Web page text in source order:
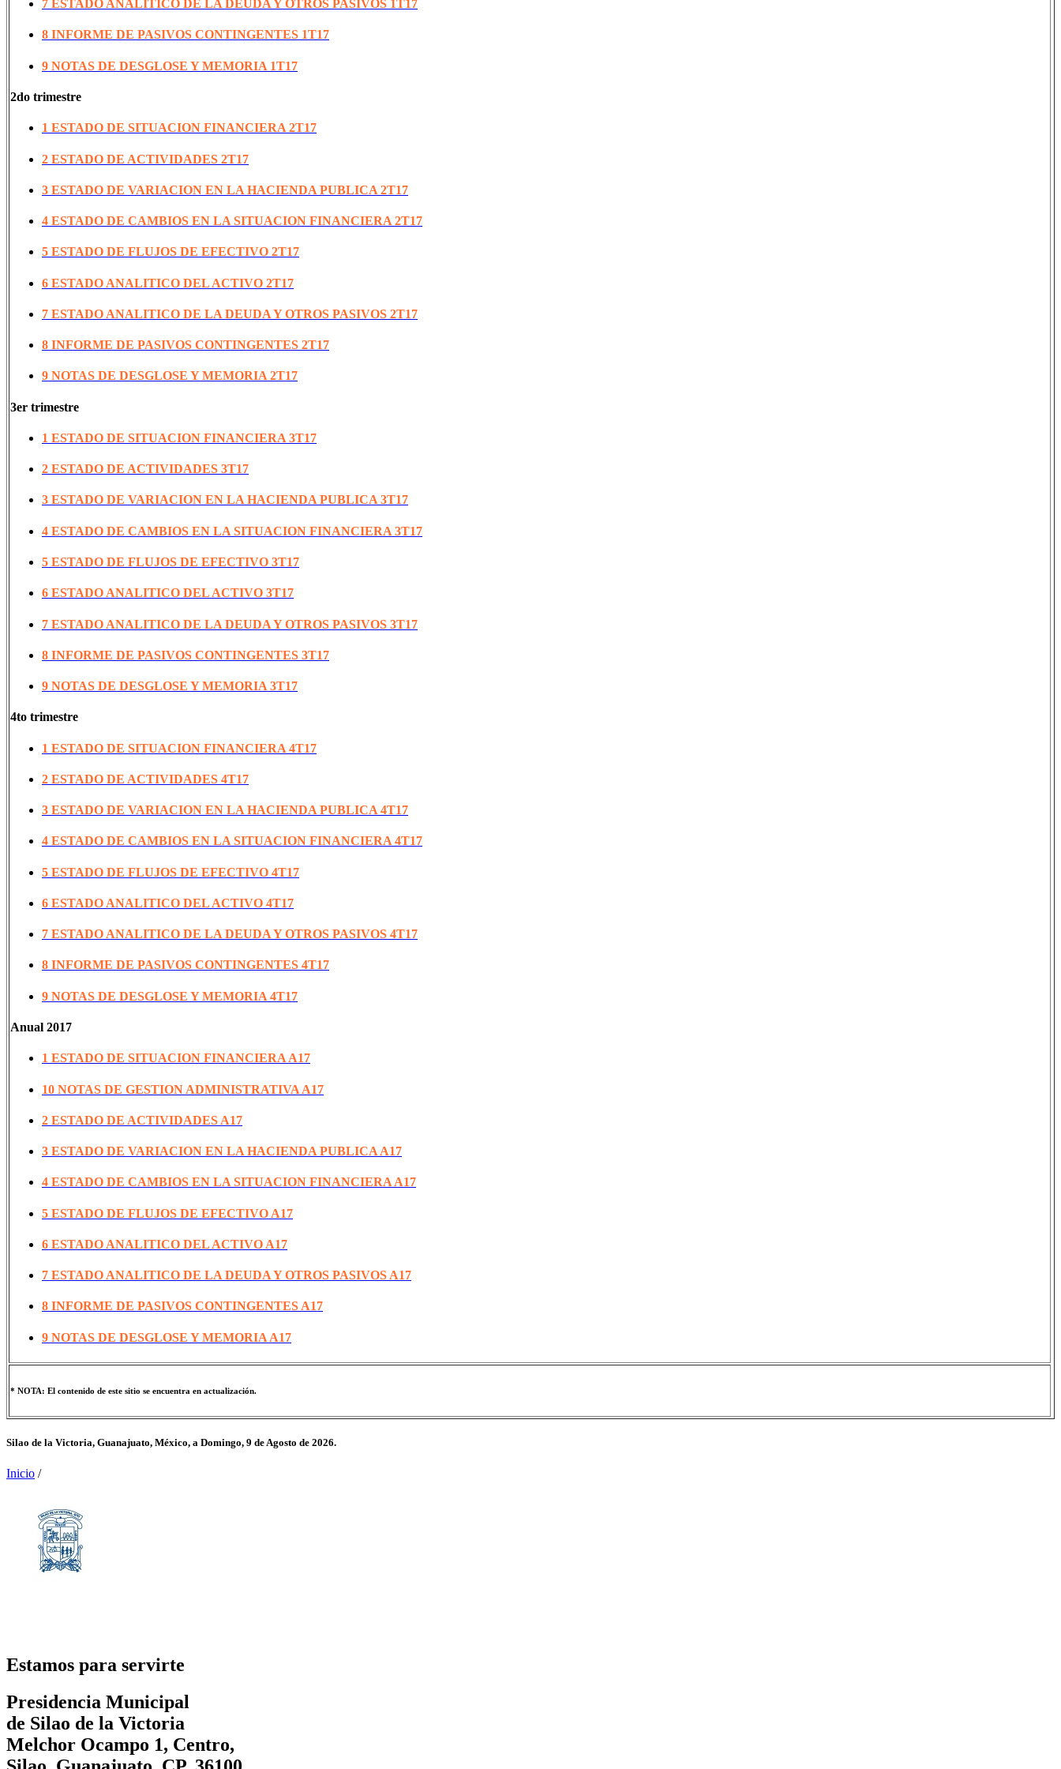
7 ESTADO ANALITICO DE LA DEUDA Y OTROS PASIVOS 1T17
8 INFORME DE PASIVOS CONTINGENTES 1T17
9 NOTAS DE DESGLOSE Y MEMORIA 1T17
2do trimestre
1 ESTADO DE SITUACION FINANCIERA 2T17
2 ESTADO DE ACTIVIDADES 2T17
3 ESTADO DE VARIACION EN LA HACIENDA PUBLICA 2T17
4 ESTADO DE CAMBIOS EN LA SITUACION FINANCIERA 2T17
5 ESTADO DE FLUJOS DE EFECTIVO 2T17
6 ESTADO ANALITICO DEL ACTIVO 2T17
7 ESTADO ANALITICO DE LA DEUDA Y OTROS PASIVOS 2T17
8 INFORME DE PASIVOS CONTINGENTES 2T17
9 NOTAS DE DESGLOSE Y MEMORIA 2T17
3er trimestre
1 ESTADO DE SITUACION FINANCIERA 3T17
2 ESTADO DE ACTIVIDADES 3T17
3 ESTADO DE VARIACION EN LA HACIENDA PUBLICA 3T17
4 ESTADO DE CAMBIOS EN LA SITUACION FINANCIERA 3T17
5 ESTADO DE FLUJOS DE EFECTIVO 3T17
6 ESTADO ANALITICO DEL ACTIVO 3T17
7 ESTADO ANALITICO DE LA DEUDA Y OTROS PASIVOS 3T17
8 INFORME DE PASIVOS CONTINGENTES 3T17
9 NOTAS DE DESGLOSE Y MEMORIA 3T17
4to trimestre
1 ESTADO DE SITUACION FINANCIERA 4T17
2 ESTADO DE ACTIVIDADES 4T17
3 ESTADO DE VARIACION EN LA HACIENDA PUBLICA 4T17
4 ESTADO DE CAMBIOS EN LA SITUACION FINANCIERA 4T17
5 ESTADO DE FLUJOS DE EFECTIVO 4T17
6 ESTADO ANALITICO DEL ACTIVO 4T17
7 ESTADO ANALITICO DE LA DEUDA Y OTROS PASIVOS 4T17
8 INFORME DE PASIVOS CONTINGENTES 4T17
9 NOTAS DE DESGLOSE Y MEMORIA 4T17
Anual 2017
1 ESTADO DE SITUACION FINANCIERA A17
10 NOTAS DE GESTION ADMINISTRATIVA A17
2 ESTADO DE ACTIVIDADES A17
3 ESTADO DE VARIACION EN LA HACIENDA PUBLICA A17
4 ESTADO DE CAMBIOS EN LA SITUACION FINANCIERA A17
5 ESTADO DE FLUJOS DE EFECTIVO A17
6 ESTADO ANALITICO DEL ACTIVO A17
7 ESTADO ANALITICO DE LA DEUDA Y OTROS PASIVOS A17
8 INFORME DE PASIVOS CONTINGENTES A17
9 NOTAS DE DESGLOSE Y MEMORIA A17
* NOTA: El contenido de este sitio se encuentra en actualización.
Silao de la Victoria, Guanajuato, México, a Domingo, 9 de Agosto de 2026.
Inicio /
Estamos para servirte
Presidencia Municipal
de Silao de la Victoria
Melchor Ocampo 1, Centro,